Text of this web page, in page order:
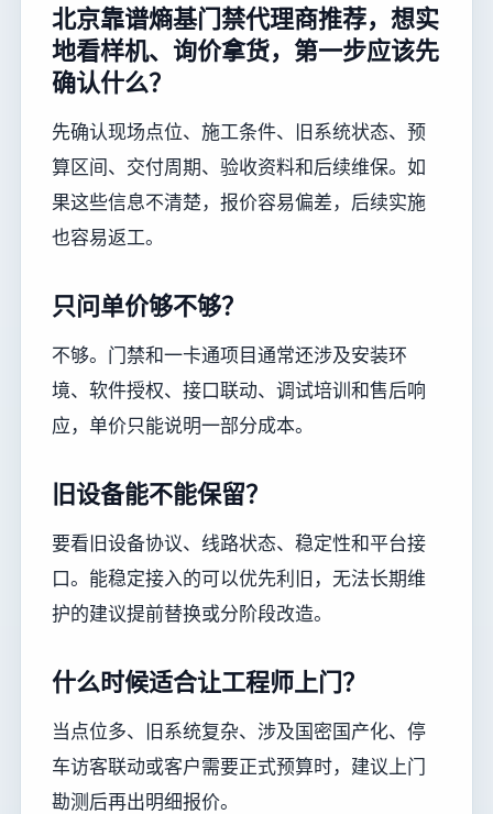
北京靠谱熵基门禁代理商推荐，想实
地看样机、询价拿货，第一步应该先
确认什么？
先确认现场点位、施工条件、旧系统状态、预
算区间、交付周期、验收资料和后续维保。如
果这些信息不清楚，报价容易偏差，后续实施
也容易返工。
只问单价够不够？
不够。门禁和一卡通项目通常还涉及安装环
境、软件授权、接口联动、调试培训和售后响
应，单价只能说明一部分成本。
旧设备能不能保留？
要看旧设备协议、线路状态、稳定性和平台接
口。能稳定接入的可以优先利旧，无法长期维
护的建议提前替换或分阶段改造。
什么时候适合让工程师上门？
当点位多、旧系统复杂、涉及国密国产化、停
车访客联动或客户需要正式预算时，建议上门
勘测后再出明细报价。